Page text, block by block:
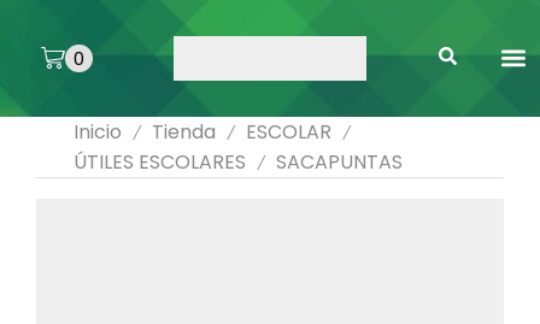
0
Inicio / Tienda / ESCOLAR /
ÚTILES ESCOLARES / SACAPUNTAS